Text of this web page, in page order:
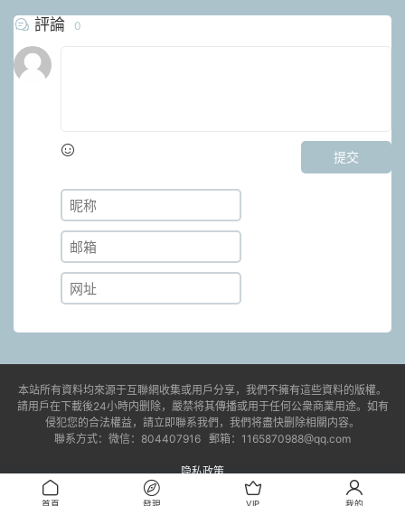
評論 0
提交
本站所有資料均來源于互聯網收集或用戶分享，我們不擁有這些資料的版權。
請用戶在下載後24小時内删除，嚴禁将其傳播或用于任何公衆商業用途。如有
侵犯您的合法權益，請立即聯系我們，我們将盡快删除相關内容。
聯系方式：微信：804407916 郵箱：1165870988@qq.com
隐私政策
© 2021-2023 jdyx6.com湘ICP備2023006807号-1 易學課程/國學資料